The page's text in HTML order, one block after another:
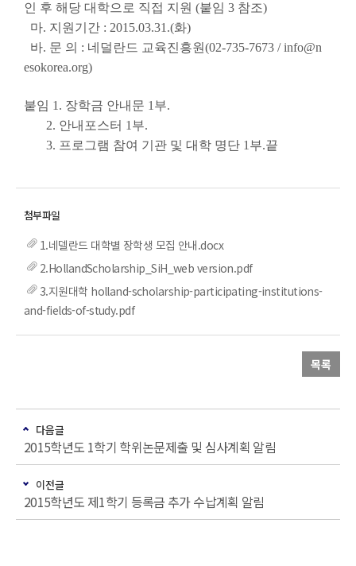
인 후 해당 대학으로 직접 지원 (붙임 3 참조)
마. 지원기간 : 2015.03.31.(화)
바. 문 의 : 네덜란드 교육진흥원(02-735-7673 / info@n
esokorea.org)
붙임 1. 장학금 안내문 1 부.
2. 안내포스터 1 부.
3. 프로그램 참여 기관 및 대학 명단 1 부.끝
1.네델란드 대학별 장학생 모집 안내.docx
2.HollandScholarship_SiH_web version.pdf
3.지원대학 holland-scholarship-participating-institutions-
and-fields-of-study.pdf
목록
다음글
2015학년도 1학기 학위논문제출 및 심사계획 알림
이전글
2015학년도 제1학기 등록금 추가 수납계획 알림